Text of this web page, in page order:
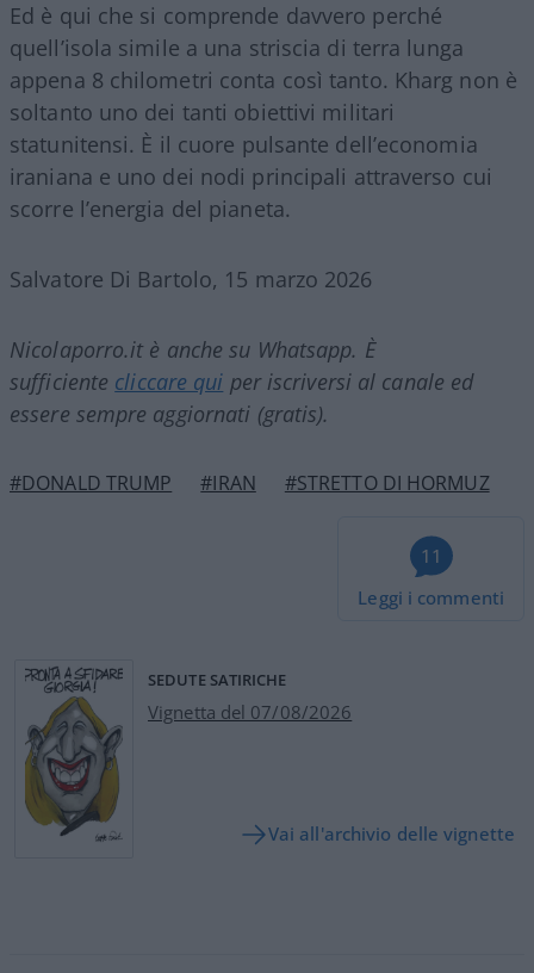
Ed è qui che si comprende davvero perché
quell’isola simile a una striscia di terra lunga
appena 8 chilometri conta così tanto. Kharg non è
soltanto uno dei tanti obiettivi militari
statunitensi. È il cuore pulsante dell’economia
iraniana e uno dei nodi principali attraverso cui
scorre l’energia del pianeta.
Salvatore Di Bartolo, 15 marzo 2026
Nicolaporro.it è anche su Whatsapp. È
sufficiente cliccare qui per iscriversi al canale ed
essere sempre aggiornati (gratis).
#DONALD TRUMP #IRAN #STRETTO DI HORMUZ
11
Leggi i commenti
SEDUTE SATIRICHE
Vignetta del 07/08/2026
Vai all'archivio delle vignette